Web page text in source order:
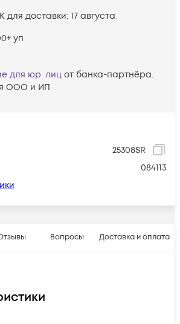
25308SR
084113
для доставки: 17 августа
уп
для юр. лиц от банка-партнёра.
ООО и ИП
Вопросы Доставка и оплата